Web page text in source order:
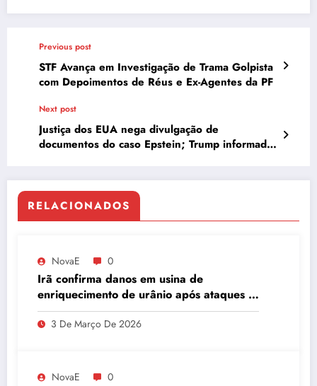
Previous post
STF Avança em Investigação de Trama Golpista
com Depoimentos de Réus e Ex-Agentes da PF
Next post
Justiça dos EUA nega divulgação de
documentos do caso Epstein; Trump informado
RELACIONADOS
NovaE 0
Irã confirma danos em usina de
enriquecimento de urânio após ataques e
embaixador evita detalhes sobre
quantidade de urânio enriquecido
3 De Março De 2026
NovaE 0